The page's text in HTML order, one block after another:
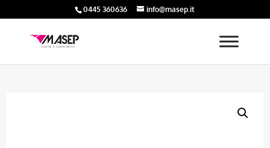
0445 360636 info@masep.it